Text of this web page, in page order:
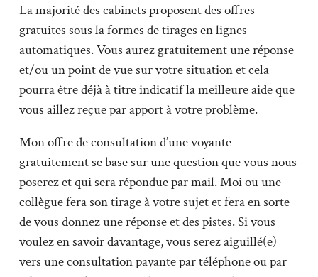
La majorité des cabinets proposent des offres
gratuites sous la formes de tirages en lignes
automatiques. Vous aurez gratuitement une réponse
et/ou un point de vue sur votre situation et cela
pourra être déjà à titre indicatif la meilleure aide que
vous aillez reçue par apport à votre problème.
Mon offre de consultation d’une voyante
gratuitement se base sur une question que vous nous
poserez et qui sera répondue par mail. Moi ou une
collègue fera son tirage à votre sujet et fera en sorte
de vous donnez une réponse et des pistes. Si vous
voulez en savoir davantage, vous serez aiguillé(e)
vers une consultation payante par téléphone ou par